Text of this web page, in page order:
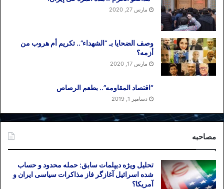
مارس 27, 2020
وصف الضحایا بـ “الشهداء”.. تکریم أم هروب من
أزمه؟
مارس 17, 2020
“اقتصاد المقاومه”.. بطعم الرصاص
دسامبر 1, 2019
مصاحبه
تحلیل ویژه دیپلمات سابق: حمله محدود و حساب
شده اسرائیل آغازگر فاز مذاکرات سیاسی ایران و
آمریکا؟